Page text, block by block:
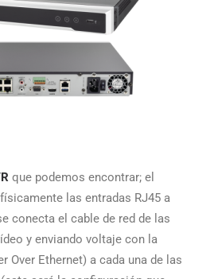
que podemos encontrar; el
las entradas RJ45 a
conecta el cable de red de las
y enviando voltaje con la
Over Ethernet) a cada una de las